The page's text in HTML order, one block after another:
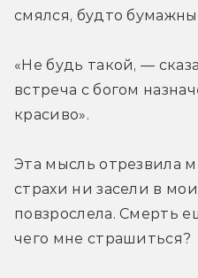
смялся, будто
«Не будь такой, —
встреча с богом
красиво».
Эта мысль отрезвила
страхи ни засели в
повзрослела. Смерть
чего мне страшиться?